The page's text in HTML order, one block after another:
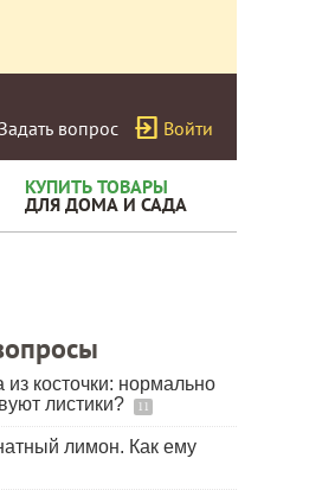
вопрос Войти
КУПИТЬ ТОВАРЫ
ДЛЯ ДОМА И САДА
косточки: нормально
листики?
11
лимон. Как ему